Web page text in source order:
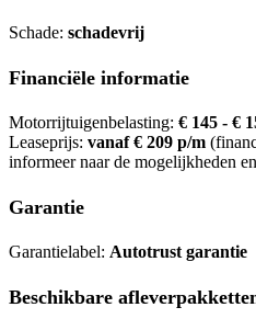
Schade: schadevrij
Financiële informatie
Motorrijtuigenbelasting: € 145 - €
Leaseprijs: vanaf € 209 p/m
informeer naar de mogelijkheden
Garantie
Garantielabel: Autotrust garantie
Beschikbare